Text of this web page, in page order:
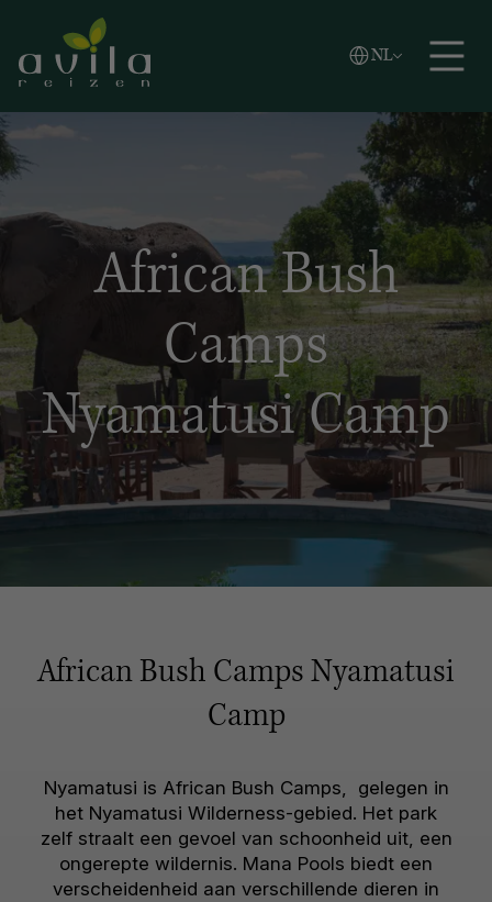
Zoeken
NL
Vlaams
English
African Bush
Camps
Nyamatusi Camp
African Bush Camps Nyamatusi
Camp
Nyamatusi is African Bush Camps, gelegen in
het Nyamatusi Wilderness-gebied. Het park
zelf straalt een gevoel van schoonheid uit, een
ongerepte wildernis. Mana Pools biedt een
verscheidenheid aan verschillende dieren in